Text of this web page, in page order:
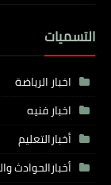
التسميات
اخبار الرياضة
اخبار فنيه
أخبارالتعليم
أخبارالحوادث